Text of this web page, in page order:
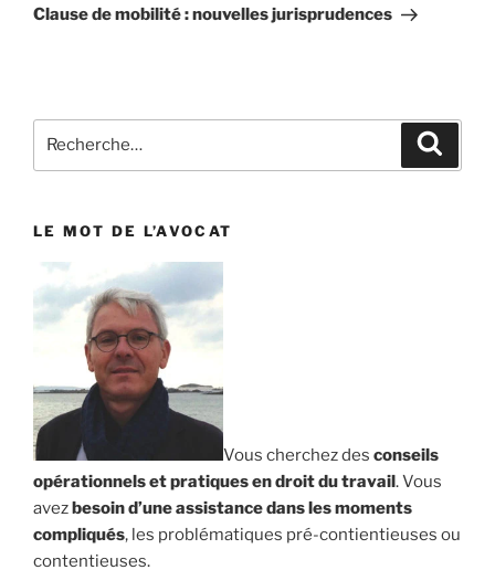
suivant
Clause de mobilité : nouvelles jurisprudences
LE MOT DE L’AVOCAT
Vous cherchez des conseils
opérationnels et pratiques en droit du travail. Vous
avezbesoin d’une assistance dans les moments
compliqués, les problématiques pré-contientieuses ou
contentieuses.